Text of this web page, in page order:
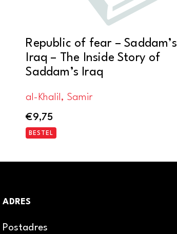
Republic of fear – Saddam’s
Iraq – The Inside Story of
Saddam’s Iraq
al-Khalil, Samir
€9,75
BESTEL
ADRES
Postadres